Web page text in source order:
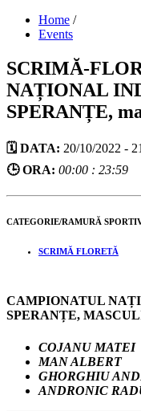
Home /
Events
SCRIMĂ-
NAȚIONAL
SPERANȚE,
🗓️ DATA: 20/10/2022 -
🕒 ORA: 00:00 : 23:59
CATEGORIE/RAMURĂ
SCRIMĂ FLORETĂ
CAMPIONATUL
SPERANȚE,
COJANU MATEI
MAN ALBERT
GHORGHIU
ANDRONIC